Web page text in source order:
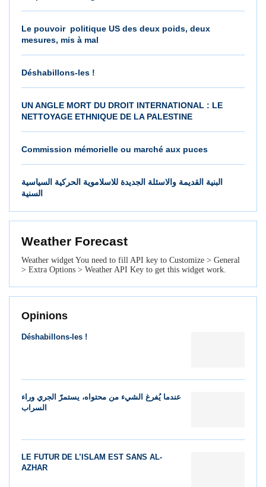
Le pouvoir politique US des deux poids, deux
mesures, mis à mal
Déshabillons-les !
UN ANGLE MORT DU DROIT INTERNATIONAL : LE
NETTOYAGE ETHNIQUE DE LA PALESTINE
Commission mémorielle ou marché aux puces
البنية القديمة والاسئلة الجديدة للاسلاموية الحركية السياسية
السنية
Weather Forecast
Weather widget You need to fill API key to Customize > General
> Extra Options > Weather API Key to get this widget work.
Opinions
Déshabillons-les !
عندما يُفرغ الشيء من محتواه، يستمرّ الجري وراء
السراب
LE FUTUR DE L’ISLAM EST SANS AL-
AZHAR